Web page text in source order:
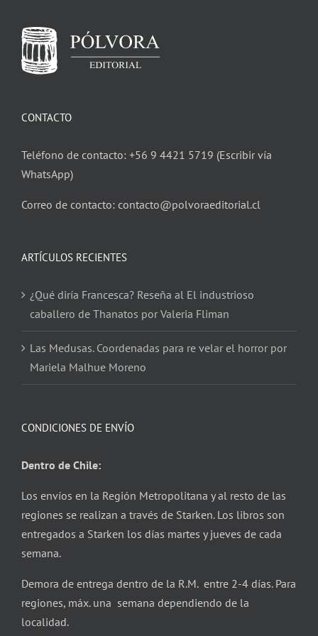
CONTACTO
Teléfono de contacto: +56 9 4421 5719 (Escribir vía
WhatsApp)
Correo de contacto: contacto@polvoraeditorial.cl
ARTÍCULOS RECIENTES
¿Qué diría Francesca? Reseña al El industrioso
caballero de Thanatos por Valeria Fliman
Las Medusas. Coordenadas para re velar el horror por
Mariela Malhue Moreno
CONDICIONES DE ENVÍO
Dentro de Chile:
Los envíos en la Región Metropolitana y al resto de las
regiones se realizan a través de Starken. Los libros son
entregados a Starken los días martes y jueves de cada
semana.
Demora de entrega dentro de la R.M. entre 2-4 días. Para
regiones, máx. una semana dependiendo de la
localidad.